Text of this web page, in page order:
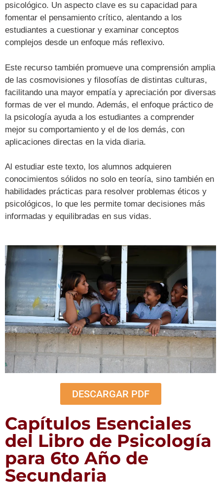
psicológico. Un aspecto clave es su capacidad para
fomentar el pensamiento crítico, alentando a los
estudiantes a cuestionar y examinar conceptos
complejos desde un enfoque más reflexivo.
Este recurso también promueve una comprensión amplia
de las cosmovisiones y filosofías de distintas culturas,
facilitando una mayor empatía y apreciación por diversas
formas de ver el mundo. Además, el enfoque práctico de
la psicología ayuda a los estudiantes a comprender
mejor su comportamiento y el de los demás, con
aplicaciones directas en la vida diaria.
Al estudiar este texto, los alumnos adquieren
conocimientos sólidos no solo en teoría, sino también en
habilidades prácticas para resolver problemas éticos y
psicológicos, lo que les permite tomar decisiones más
informadas y equilibradas en sus vidas.
DESCARGAR PDF
Capítulos Esenciales
del Libro de Psicología
para 6to Año de
Secundaria